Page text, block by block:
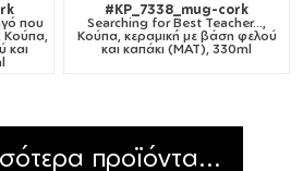
που
Κούπα,
και
#KP_7338_mug-cork
Searching for Best Teacher...,
Κούπα, κεραμική με βάση φελού
και καπάκι (ΜΑΤ), 330ml
προϊόντα...